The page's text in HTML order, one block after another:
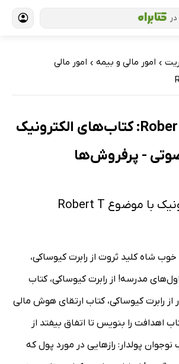
› امور مالی و بیمه › امور مالی
Robert T Kiyosaki: کتاب‌های الکترونیک
- پرفروش‌ها
کتاب‌های الکترونیک با موضوع Robert T
شاه کلید ثروت از رابرت کیوساکی،
مدرسه! از رابرت کیوساکی، کتاب
رابرت کیوساکی، کتاب ارتقای هوش مالی
اهدافت را بنویس تا اتفاق بیفتد از
نوجوان پولدار: رازهایی در مورد پول که